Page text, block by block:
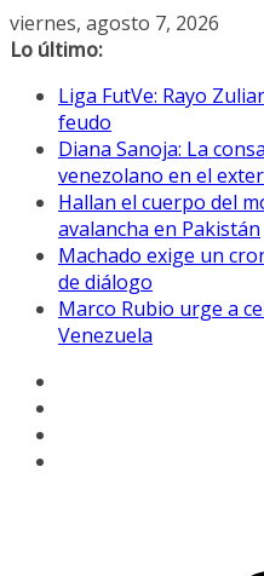
Saltar
al
viernes, agosto 7, 2026
Lo último:
Liga FutVe: Rayo
feudo
Diana Sanoja: La
venezolano en el
Hallan el cuerpo del
avalancha en Pakistán
Machado exige un
de diálogo
Marco Rubio urge a
Venezuela